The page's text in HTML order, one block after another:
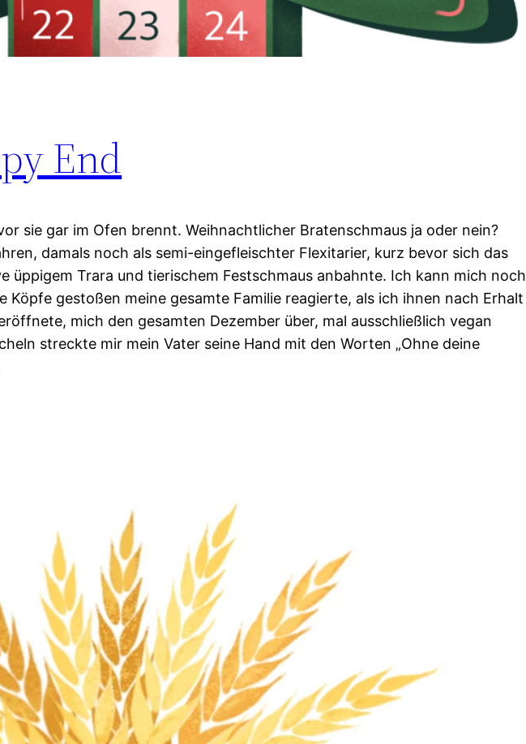
End
sie gar im Ofen brennt. Weihnachtlicher Bratenschmaus ja oder nein?
damals noch als semi-eingefleischter Flexitarier, kurz bevor sich das
üppigem Trara und tierischem Festschmaus anbahnte. Ich kann mich noch
gestoßen meine gesamte Familie reagierte, als ich ihnen nach Erhalt
mich den gesamten Dezember über, mal ausschließlich vegan
streckte mir mein Vater seine Hand mit den Worten „Ohne deine